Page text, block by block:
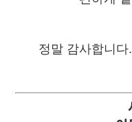
정말 감사합니